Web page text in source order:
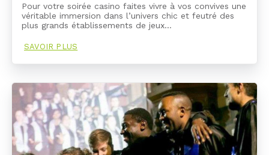
Pour votre soirée casino faites vivre à vos convives une
véritable immersion dans l’univers chic et feutré des
plus grands établissements de jeux…
SAVOIR PLUS